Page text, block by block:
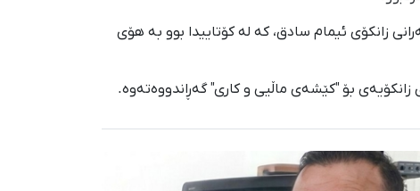
دوو کەس لە فەرمانبەرانی زانکۆی ئیمام سادق، کە لە کۆتاییدا بوو بە هۆی
زانکۆیەی بۆ "کێشەی ماڵیی و کاری" گەڕاندووەتەوە.